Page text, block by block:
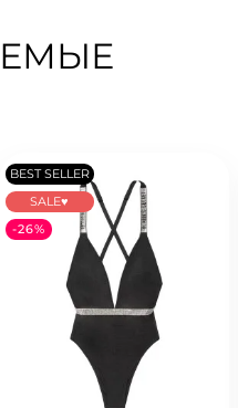
BEST SELLER
SALE♥
-26%